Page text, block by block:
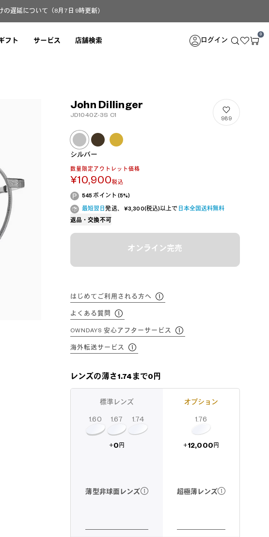
遅延について（8月7日 9時更新）
フト サービス 店舗検索 ログイン
0
John Dillinger
JD1040Z-3S C1
989
シルバー
数量限定アウトレット価格
¥10,900 税込
545 ポイント (5%)
最短翌日発送、 ¥3,300(税込)以上で 日本全国送料無料
返品・交換不可
オンライン完売
はじめてご利用される方へ
よくある質問
OWNDAYS 安心アフターサービス
海外転送サービス
レンズの薄さ1.74まで0円
標準レンズ
1.60 1.67 1.74
+0 円
薄型非球面レンズ
オプション
1.76
+12,000 円
超極薄レンズ